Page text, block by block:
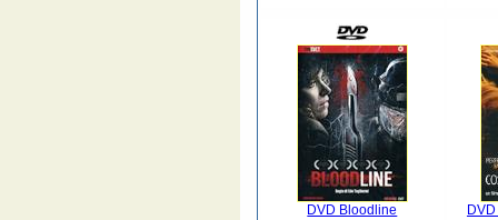
DVD Bloodline